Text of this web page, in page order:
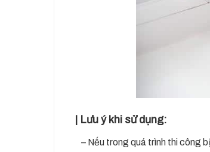
| Lưu ý khi sử dụng:
– Nếu trong quá trình thi công